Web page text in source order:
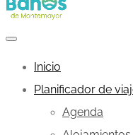
Inicio
Planificador de
Agenda